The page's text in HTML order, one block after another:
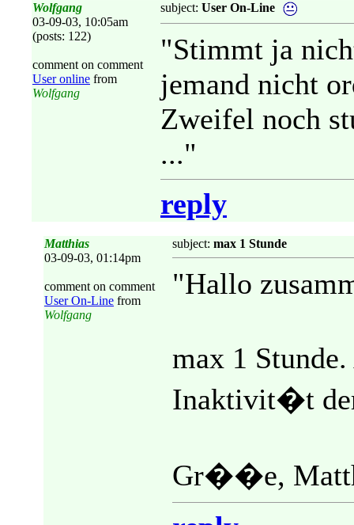
Wolfgang
03-09-03, 10:05am
(posts: 122)
comment on comment
User online from
Wolfgang
subject: User On-Line
"Stimmt ja
jemand nicht
Zweifel noch
..."
reply
Matthias
03-09-03, 01:14pm
comment on comment
User On-Line from
Wolfgang
subject: max 1 Stunde
"Hallo
max 1
Inaktivit�t
Gr��e,